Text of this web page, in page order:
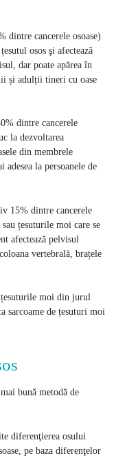
cancerele osoase)
osos şi afectează
dar poate apărea în
și adulții tineri cu oase
dintre cancerele
la dezvoltarea
din membrele
adesea la persoanele de
15% dintre cancerele
sau țesuturile moi care se
afectează pelvisul
vertebrală, brațele
țesuturile moi din jurul
sarcoame de țesuturi moi
bună metodă de
diferenţierea osului
pe baza diferenţelor